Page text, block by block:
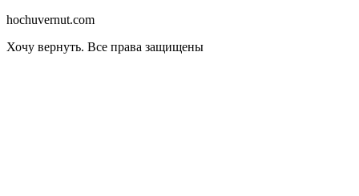
hochuvernut.com
Хочу вернуть. Все права защищены